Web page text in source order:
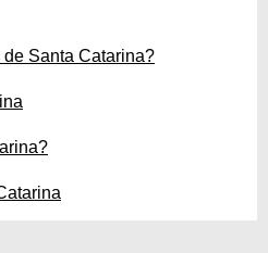
Santa Catarina?